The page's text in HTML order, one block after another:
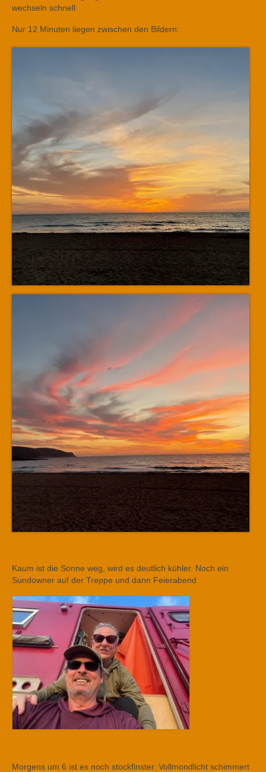
wechseln schnell
Nur 12 Minuten liegen zwischen den Bildern:
Kaum ist die Sonne weg, wird es deutlich kühler. Noch ein
Sundowner auf der Treppe und dann Feierabend
Morgens um 6 ist es noch stockfinster. Vollmondlicht schimmert